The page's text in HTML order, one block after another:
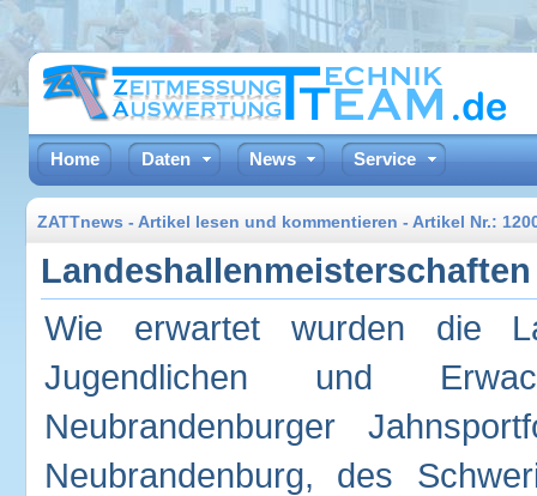
Home Daten News Service
ZATTnews - Artikel lesen und kommentieren - Artikel Nr.:
Wie erwartet wurden die
Jugendlichen und
Neubrandenburger
Neubrandenburg, des